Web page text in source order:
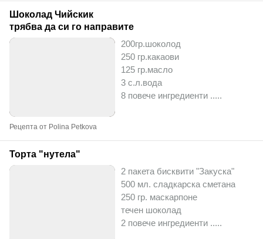
Шоколад Чийскик
трябва да си го направите
200гр.шоколод
250 гр.какаови
125 гр.масло
3 с.л.вода
8 повече ингредиенти .....
Рецепта от Polina Petkova
Торта "нутела"
2 пакета бисквити "Закуска"
500 мл. сладкарска сметана
250 гр. маскарпоне
течен шоколад
2 повече ингредиенти .....